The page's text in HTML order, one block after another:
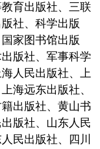
育出版社、三联
社、科学出版
家图书馆出版
版社、军事科学
人民出版社、上
海远东出版社、
出版社、黄山书
版社、山东人民
民出版社、四川